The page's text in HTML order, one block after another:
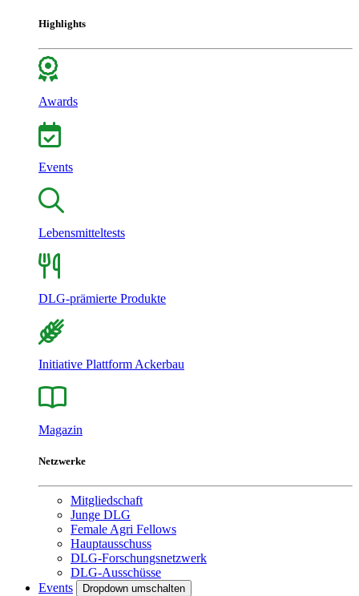
Highlights
Awards
Events
Lebensmitteltests
DLG-prämierte Produkte
Initiative Plattform Ackerbau
Magazin
Netzwerke
Mitgliedschaft
Junge DLG
Female Agri Fellows
Hauptausschuss
DLG-Forschungsnetzwerk
DLG-Ausschüsse
Events
Dropdown umschalten